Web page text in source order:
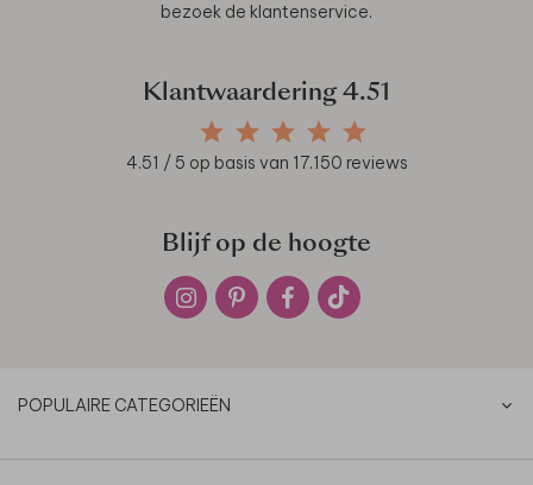
bezoek de klantenservice.
Klantwaardering 4.51
4.51 / 5 op basis van 17.150 reviews
Blijf op de hoogte
POPULAIRE CATEGORIEËN